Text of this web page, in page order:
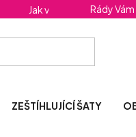
Jak vybrat správnou
Rády
ZEŠTÍHLUJÍCÍ ŠATY